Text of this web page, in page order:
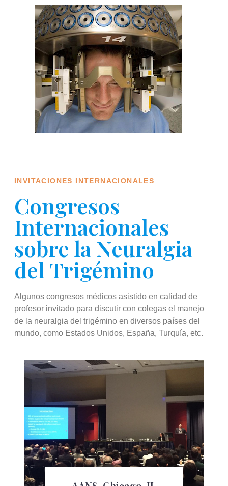
INVITACIONES INTERNACIONALES
Congresos
Internacionales
sobre la Neuralgia
del Trigémino
Algunos congresos médicos asistido en calidad de
profesor invitado para discutir con colegas el manejo
de la neuralgia del trigémino en diversos países del
mundo, como Estados Unidos, España, Turquía, etc.